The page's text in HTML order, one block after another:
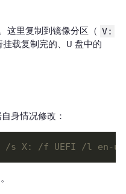
这里复制到镜像分区（ V:
载复制完的、U 盘中的
身情况修改：
/s X: /f UEFI /l en-us